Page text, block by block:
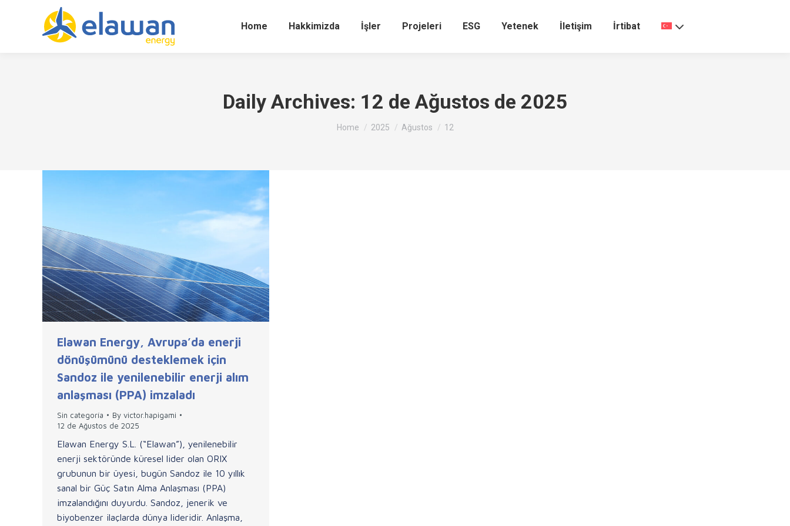
Home Hakkimizda İşler Projeleri ESG Yetenek İletişim İrtibat
Daily Archives: 12 de Ağustos de 2025
You are here:
Home 2025 Ağustos 12
Elawan Energy, Avrupa’da enerji
dönüşümünü desteklemek için
Sandoz ile yenilenebilir enerji alım
anlaşması (PPA) imzaladı
Sin categoría By victor.hapigami
12 de Ağustos de 2025
Elawan Energy S.L. (“Elawan”), yenilenebilir
enerji sektöründe küresel lider olan ORIX
grubunun bir üyesi, bugün Sandoz ile 10 yıllık
sanal bir Güç Satın Alma Anlaşması (PPA)
imzalandığını duyurdu. Sandoz, jenerik ve
biyobenzer ilaçlarda dünya lideridir. Anlaşma,